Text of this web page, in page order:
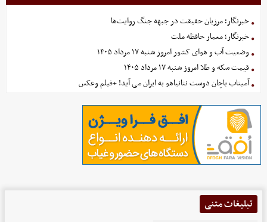
خبرنگار؛ مرزبان حقیقت در جبهه جنگ روایت‌ها
خبرنگار؛ معمار حافظه ملت
وضعیت آب و هوای کشور امروز شنبه ۱۷ مرداد ۱۴۰۵
قیمت سکه و طلا امروز شنبه ۱۷ مرداد ۱۴۰۵
آمیتاب باچان دوست نتانیاهو به ایران می آید! +فیلم وعکس
تبلیغات متنی